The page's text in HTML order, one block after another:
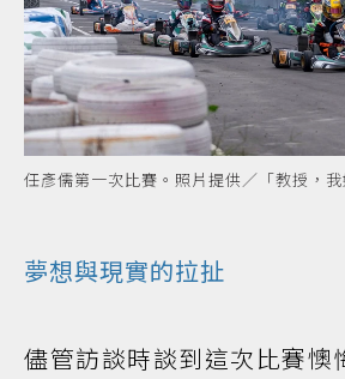
任彥儒第一次比賽。照片提供／「教授，
夢想與現實的拉扯
儘管訪談時談到這次比賽懊